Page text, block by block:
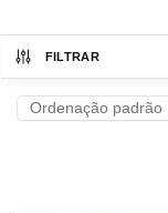
FILTRAR